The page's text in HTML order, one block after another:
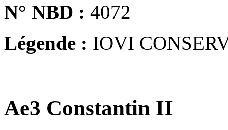
N° NBD : 4072
Légende : IOVI
Ae3 Constantin II